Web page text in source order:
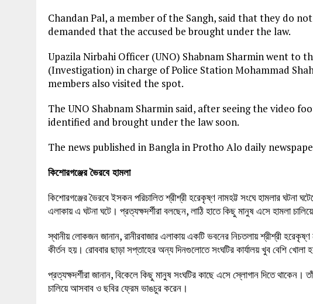
Chandan Pal, a member of the Sangh, said that they do
demanded that the accused be brought under the law.
Upazila Nirbahi Officer (UNO) Shabnam Sharmin went to
(Investigation) in charge of Police Station Mohammad
members also visited the spot.
The UNO Shabnam Sharmin said, after seeing the video
identified and brought under the law soon.
The news published in Bangla in Protho Alo daily
কিশোরগঞ্জের ভৈরবে হামলা
কিশোরগঞ্জের ভৈরবে ইসকন পরিচালিত শ্রীশ্রী হরেকৃষ্ণ নামহট্ট সংঘে হামলার ঘটনা
এলাকায় এ ঘটনা ঘটে। প্রত্যক্ষদর্শীরা বলছেন, লাঠি হাতে কিছু মানুষ এসে হামলা
স্থানীয় লোকজন জানান, রানীরবাজার এলাকায় একটি ভবনের নিচতলায় শ্রীশ্রী
কীর্তন হয়। রোববার ছাড়া সপ্তাহের অন্য দিনগুলোতে সংঘটির কার্যালয় খুব বেশি খোলা
প্রত্যক্ষদর্শীরা জানান, বিকেলে কিছু মানুষ সংঘটির কাছে এসে স্লোগান দিতে থাকেন।
চালিয়ে আসবাব ও ছবির ফ্রেম ভাঙচুর করেন।